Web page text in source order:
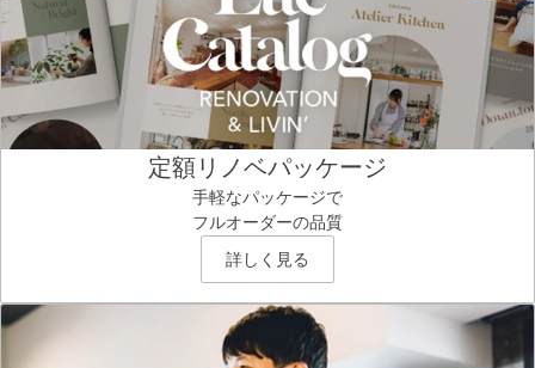
定額リノベパッケージ
手軽なパッケージで
フルオーダーの品質
詳しく見る